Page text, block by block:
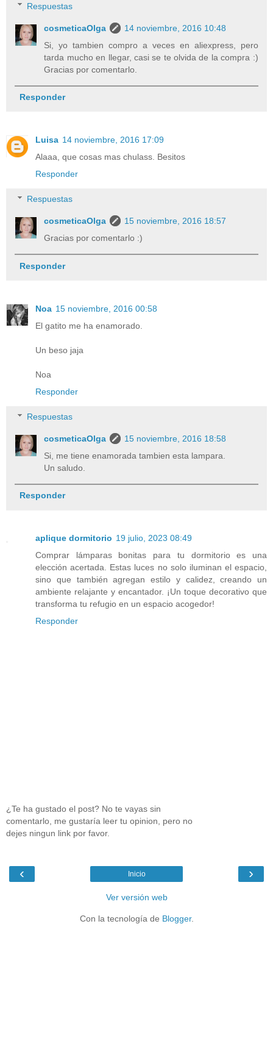
Respuestas
cosmeticaOlga
14 noviembre, 2016 10:48
Si, yo tambien compro a veces en aliexpress, pero
tarda mucho en llegar, casi se te olvida de la compra :)
Gracias por comentarlo.
Responder
Luisa 14 noviembre, 2016 17:09
Alaaa, que cosas mas chulass. Besitos
Responder
Respuestas
cosmeticaOlga
15 noviembre, 2016 18:57
Gracias por comentarlo :)
Responder
Noa 15 noviembre, 2016 00:58
El gatito me ha enamorado.
Un beso jaja
Noa
Responder
Respuestas
cosmeticaOlga
15 noviembre, 2016 18:58
Si, me tiene enamorada tambien esta lampara.
Un saludo.
Responder
aplique dormitorio 19 julio, 2023 08:49
Comprar lámparas bonitas para tu dormitorio es una
elección acertada. Estas luces no solo iluminan el espacio,
sino que también agregan estilo y calidez, creando un
ambiente relajante y encantador. ¡Un toque decorativo que
transforma tu refugio en un espacio acogedor!
Responder
¿Te ha gustado el post? No te vayas sin
comentarlo, me gustaría leer tu opinion, pero no
dejes ningun link por favor.
‹ ›
Inicio
Ver versión web
Con la tecnología de Blogger.